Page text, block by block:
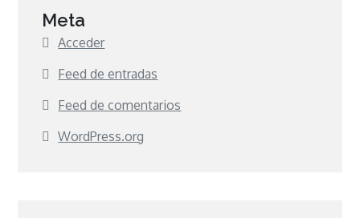
Meta
Acceder
Feed de entradas
Feed de comentarios
WordPress.org